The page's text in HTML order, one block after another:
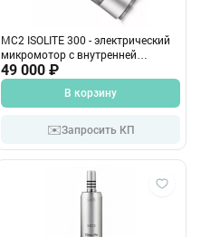
MC2 ISOLITE 300 - электрический
микромотор с внутренней
подачей охлаждения, с оптикой
Bien-Air (Швейцария)
49 000 ₽
В корзину
✉️Запросить КП